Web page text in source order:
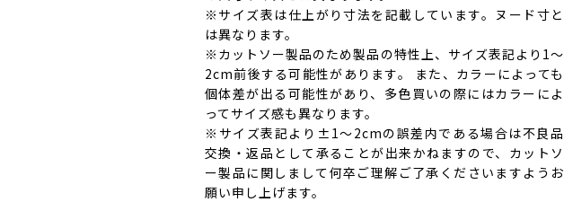
※サイズ表は仕上がり寸法を記載しています。ヌード寸と
は異なります。
※カットソー製品のため製品の特性上、サイズ表記より1～
2cm前後する可能性があります。 また、カラーによっても
個体差が出る可能性があり、多色買いの際にはカラーによ
ってサイズ感も異なります。
※サイズ表記より±1～2cmの誤差内である場合は不良品
交換・返品として承ることが出来かねますので、カットソ
ー製品に関しまして何卒ご理解ご了承くださいますようお
願い申し上げます。